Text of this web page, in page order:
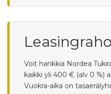
Voit hankkia Nordea
kaikki yli 400 € (alv 0 %)
Vuokra-aika on